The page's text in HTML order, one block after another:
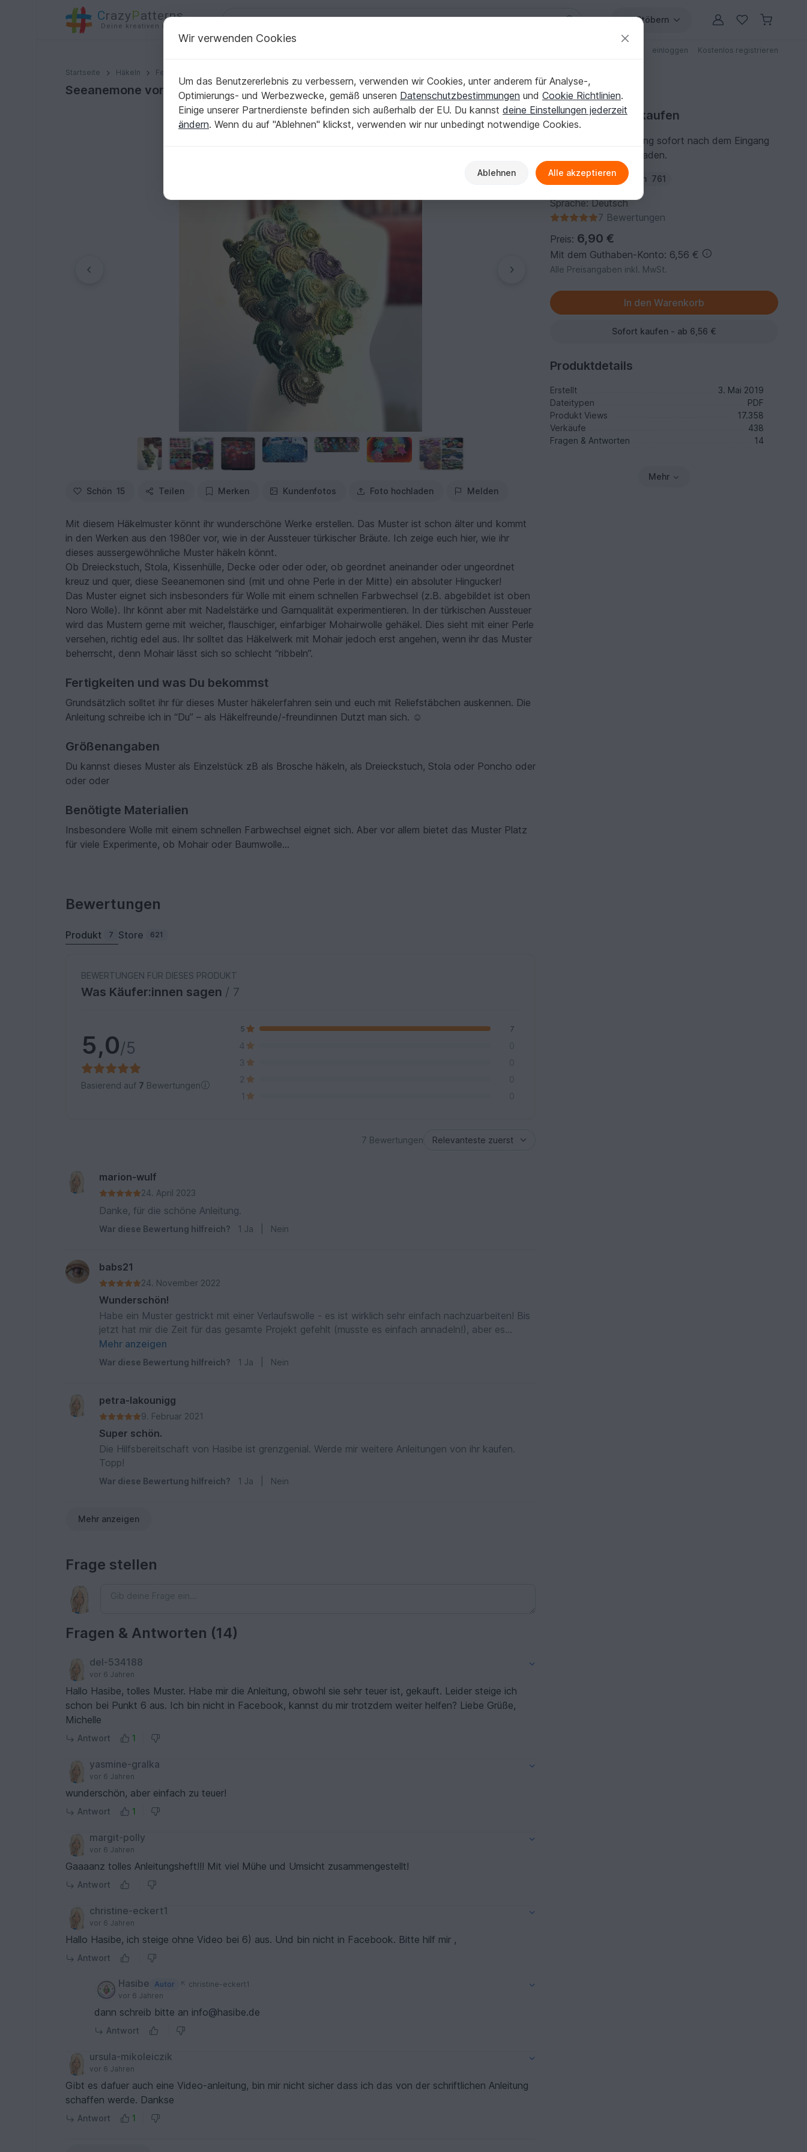
CrazyPatterns
Deine kreativen Ideen
Stöbern
einloggen Kostenlos registrieren
Startseite Häkeln Festlichkeiten
Seeanemone von scHÖnes
Seeanemone von scHÖnes
Schön 15 Teilen Merken Kundenfotos Foto hochladen Melden
Mit diesem Häkelmuster könnt ihr wunderschöne Werke erstellen. Das Muster ist schon älter und kommt
in den Werken aus den 1980er vor, wie in der Aussteuer türkischer Bräute. Ich zeige euch hier, wie ihr
dieses aussergewöhnliche Muster häkeln könnt.
Ob Dreieckstuch, Stola, Kissenhülle, Decke oder oder oder, ob geordnet aneinander oder ungeordnet
kreuz und quer, diese Seeanemonen sind (mit und ohne Perle in der Mitte) ein absoluter Hingucker!
Das Muster eignet sich insbesonders für Wolle mit einem schnellen Farbwechsel (z.B. abgebildet ist oben
Noro Wolle). Ihr könnt aber mit Nadelstärke und Garnqualität experimentieren. In der türkischen Aussteuer
wird das Mustern gerne mit weicher, flauschiger, einfarbiger Mohairwolle gehäkel. Dies sieht mit einer Perle
versehen, richtig edel aus. Ihr solltet das Häkelwerk mit Mohair jedoch erst angehen, wenn ihr das Muster
beherrscht, denn Mohair lässt sich so schlecht “ribbeln”.
Fertigkeiten und was Du bekommst
Grundsätzlich solltet ihr für dieses Muster häkelerfahren sein und euch mit Reliefstäbchen auskennen. Die
Anleitung schreibe ich in “Du” – als Häkelfreunde/-freundinnen Dutzt man sich. ☺
Größenangaben
Du kannst dieses Muster als Einzelstück zB als Brosche häkeln, als Dreieckstuch, Stola oder Poncho oder
oder oder
Benötigte Materialien
Insbesondere Wolle mit einem schnellen Farbwechsel eignet sich. Aber vor allem bietet das Muster Platz
für viele Experimente, ob Mohair oder Baumwolle...
Häkelanleitung kaufen
Du kannst die Anleitung sofort nach dem Eingang
der Zahlung herunterladen.
Autor: Hasibe Folgen 761
Sprache: Deutsch
7 Bewertungen
Preis: 6,90 €
Mit dem Guthaben-Konto: 6,56 €
Alle Preisangaben inkl. MwSt.
Sofort kaufen - ab 6,56 €
Produktdetails
Erstellt
3. Mai 2019
Dateitypen
PDF
Produkt Views
17.358
Verkäufe
438
Fragen & Antworten
14
Mehr
Bewertungen
Produkt 7 Store 621
BEWERTUNGEN FÜR DIESES PRODUKT
Was Käufer:innen sagen / 7
5,0/5
Basierend auf 7 Bewertungen
5 7
4
0
3
0
2
0
1
0
7 Bewertungen
marion-wulf
24. April 2023
Danke, für die schöne Anleitung.
War diese Bewertung hilfreich? 1 Ja Nein
babs21
24. November 2022
Wunderschön!
Habe ein Muster gestrickt mit einer Verlaufswolle - es ist wirklich sehr einfach nachzuarbeiten! Bis
jetzt hat mir die Zeit für das gesamte Projekt gefehlt (musste es einfach annadeln!), aber es
kommt. Definitiv.
Mehr anzeigen
War diese Bewertung hilfreich? 1 Ja Nein
petra-lakounigg
9. Februar 2021
Super schön.
Die Hilfsbereitschaft von Hasibe ist grenzgenial. Werde mir weitere Anleitungen von ihr kaufen.
Topp!
War diese Bewertung hilfreich? 1 Ja Nein
Mehr anzeigen
Frage stellen
Fragen & Antworten (14)
del-534188
vor 6 Jahren
Hallo Hasibe, tolles Muster. Habe mir die Anleitung, obwohl sie sehr teuer ist, gekauft. Leider steige ich
schon bei Punkt 6 aus. Ich bin nicht in Facebook, kannst du mir trotzdem weiter helfen? Liebe Grüße,
Michelle
Antwort 1
yasmine-gralka
vor 6 Jahren
wunderschön, aber einfach zu teuer!
Antwort 1
margit-polly
vor 6 Jahren
Gaaaanz tolles Anleitungsheft!!! Mit viel Mühe und Umsicht zusammengestellt!
Antwort
christine-eckert1
vor 6 Jahren
Hallo Hasibe, ich steige ohne Video bei 6) aus. Und bin nicht in Facebook. Bitte hilf mir ,
Antwort
Hasibe Autor
christine-eckert1
vor 6 Jahren
dann schreib bitte an info@hasibe.de
Antwort
ursula-mikoleiczik
vor 6 Jahren
Gibt es dafuer auch eine Video-anleitung, bin mir nicht sicher dass ich das von der schriftlichen Anleitung
schaffen werde. Dankse
Antwort 1
Wir verwenden Cookies
Um das Benutzererlebnis zu verbessern, verwenden wir Cookies, unter anderem für Analyse-,
Optimierungs- und Werbezwecke, gemäß unseren Datenschutzbestimmungen und Cookie Richtlinien.
Einige unserer Partnerdienste befinden sich außerhalb der EU. Du kannst deine Einstellungen jederzeit
ändern. Wenn du auf "Ablehnen" klickst, verwenden wir nur unbedingt notwendige Cookies.
Ablehnen Alle akzeptieren